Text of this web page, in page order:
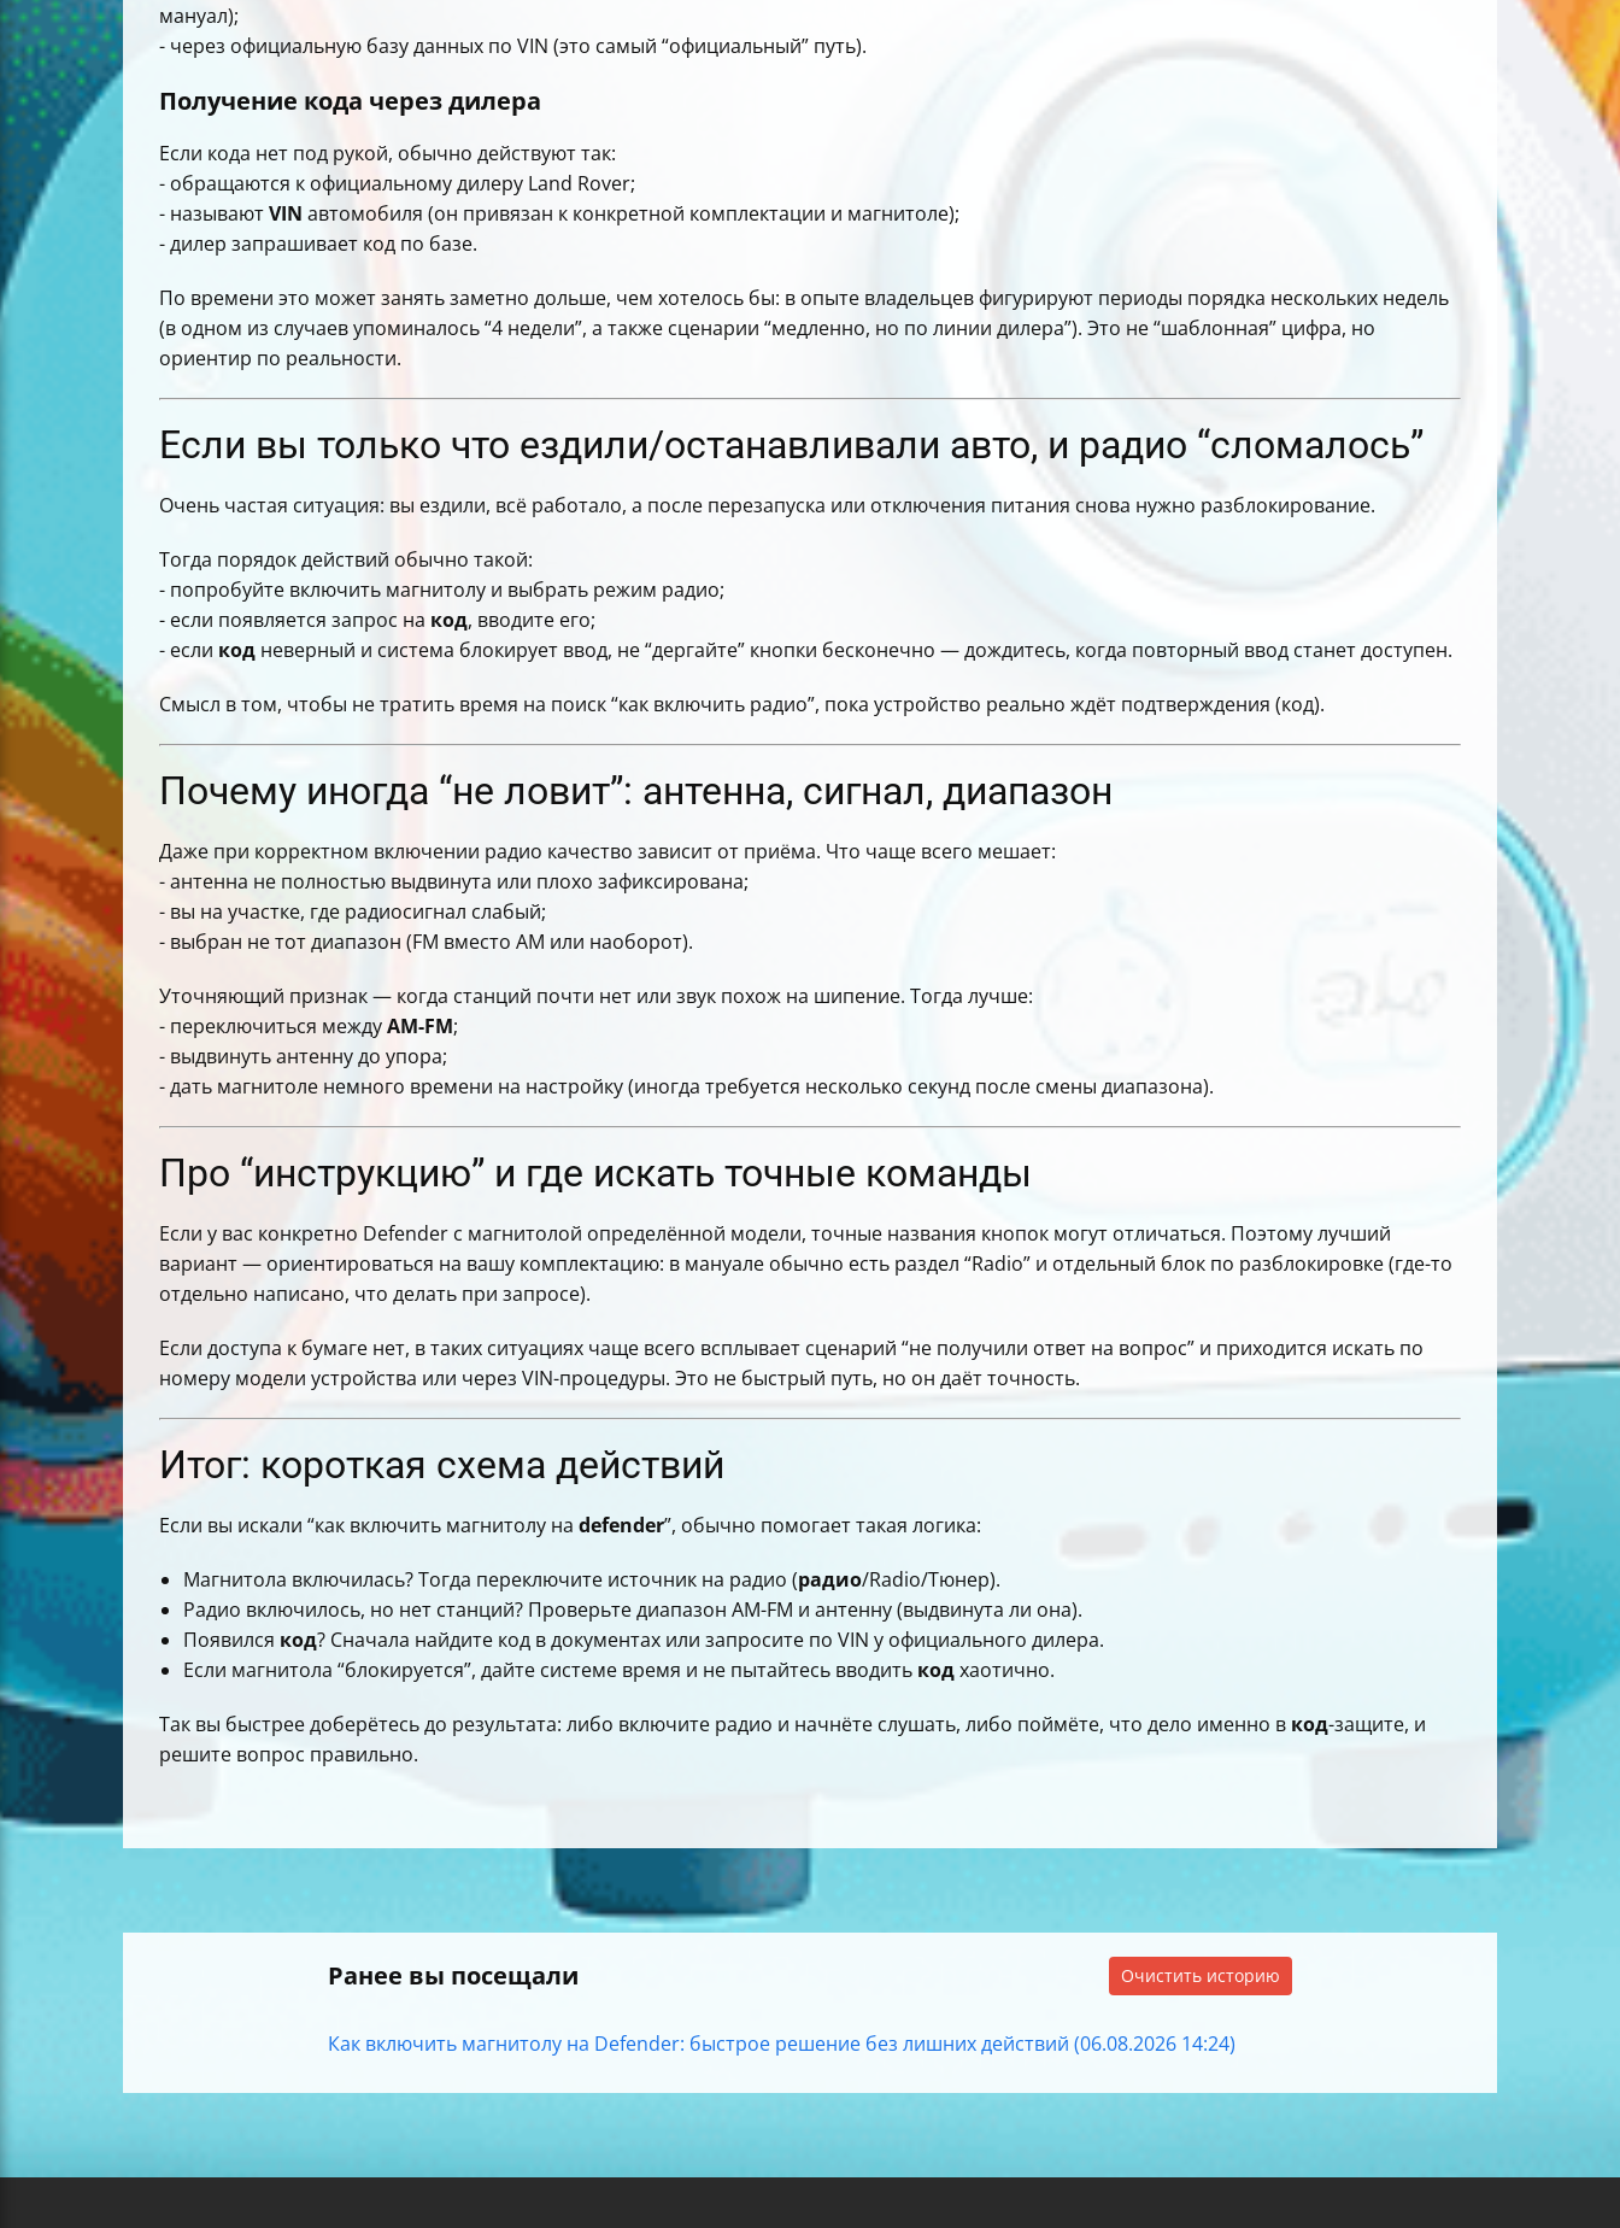
мануал);
- через официальную базу данных по VIN (это самый “официальный” путь).
Получение кода через дилера
Если кода нет под рукой, обычно действуют так:
- обращаются к официальному дилеру Land Rover;
- называютVIN автомобиля (он привязан к конкретной комплектации и магнитоле);
- дилер запрашивает код по базе.
По времени это может занять заметно дольше, чем хотелось бы: в опыте владельцев фигурируют периоды порядка нескольких недель
(в одном из случаев упоминалось “4 недели”, а также сценарии “медленно, но по линии дилера”). Это не “шаблонная” цифра, но
ориентир по реальности.
Если вы только что ездили/останавливали авто, и радио “сломалось”
Очень частая ситуация: вы ездили, всё работало, а после перезапуска или отключения питания снова нужно разблокирование.
Тогда порядок действий обычно такой:
- попробуйте включить магнитолу и выбрать режим радио;
- если появляется запрос на код, вводите его;
- если код неверный и система блокирует ввод, не “дергайте” кнопки бесконечно — дождитесь, когда повторный ввод станет доступен.
Смысл в том, чтобы не тратить время на поиск “как включить радио”, пока устройство реально ждёт подтверждения (код).
Почему иногда “не ловит”: антенна, сигнал, диапазон
Даже при корректном включении радио качество зависит от приёма. Что чаще всего мешает:
- антенна не полностью выдвинута или плохо зафиксирована;
- вы на участке, где радиосигнал слабый;
- выбран не тот диапазон (FM вместо AM или наоборот).
Уточняющий признак — когда станций почти нет или звук похож на шипение. Тогда лучше:
- переключиться междуAM-FM;
- выдвинуть антенну до упора;
- дать магнитоле немного времени на настройку (иногда требуется несколько секунд после смены диапазона).
Про “инструкцию” и где искать точные команды
Если у вас конкретно Defender с магнитолой определённой модели, точные названия кнопок могут отличаться. Поэтому лучший
вариант — ориентироваться на вашу комплектацию: в мануале обычно есть раздел “Radio” и отдельный блок по разблокировке (где-то
отдельно написано, что делать при запросе).
Если доступа к бумаге нет, в таких ситуациях чаще всего всплывает сценарий “не получили ответ на вопрос” и приходится искать по
номеру модели устройства или через VIN-процедуры. Это не быстрый путь, но он даёт точность.
Итог: короткая схема действий
Если вы искали “как включить магнитолу на defender”, обычно помогает такая логика:
Магнитола включилась? Тогда переключите источник на радио (радио/Radio/Тюнер).
Радио включилось, но нет станций? Проверьте диапазон AM-FM и антенну (выдвинута ли она).
Появился код? Сначала найдите код в документах или запросите по VIN у официального дилера.
Если магнитола “блокируется”, дайте системе время и не пытайтесь вводить кодхаотично.
Так вы быстрее доберётесь до результата: либо включите радио и начнёте слушать, либо поймёте, что дело именно в код-защите, и
решите вопрос правильно.
Ранее вы посещали Очистить историю
Как включить магнитолу на Defender: быстрое решение без лишних действий (06.08.2026 14:24)